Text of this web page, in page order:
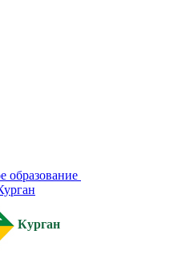
образование
Курган